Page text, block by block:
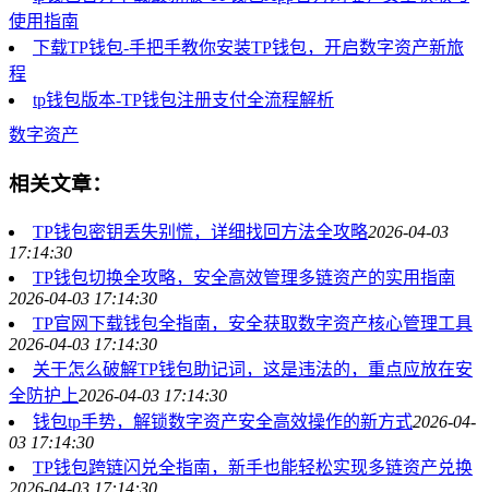
使用指南
下载TP钱包-手把手教你安装TP钱包，开启数字资产新旅
程
tp钱包版本-TP钱包注册支付全流程解析
数字资产
相关文章：
TP钱包密钥丢失别慌，详细找回方法全攻略2026-04-03
17:14:30
TP钱包切换全攻略，安全高效管理多链资产的实用指南
2026-04-03 17:14:30
TP官网下载钱包全指南，安全获取数字资产核心管理工具
2026-04-03 17:14:30
关于怎么破解TP钱包助记词，这是违法的，重点应放在安
全防护上2026-04-03 17:14:30
钱包tp手势，解锁数字资产安全高效操作的新方式2026-04-
03 17:14:30
TP钱包跨链闪兑全指南，新手也能轻松实现多链资产兑换
2026-04-03 17:14:30